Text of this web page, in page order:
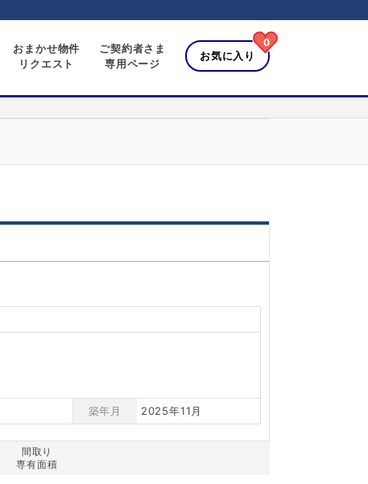
おまかせ物件
リクエスト
ご契約者さま
専用ページ
お気に入り
0
築年月 2025年11月
間取り
専有面積